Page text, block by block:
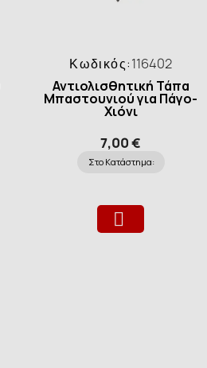
Κωδικός:116402
Αντιολισθητική Τάπα
Μπαστουνιού για Πάγο-
Χιόνι
7,00 €
Στο Κατάστημα: